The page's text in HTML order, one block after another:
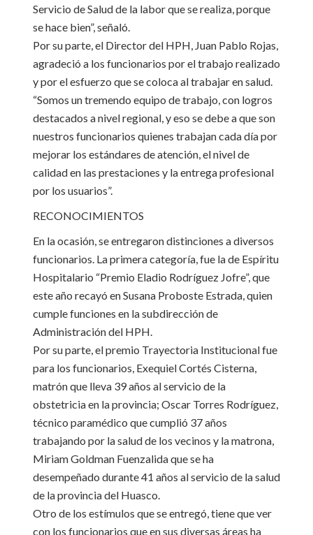
Servicio de Salud de la labor que se realiza, porque
se hace bien”, señaló.
Por su parte, el Director del HPH, Juan Pablo Rojas,
agradeció a los funcionarios por el trabajo realizado
y por el esfuerzo que se coloca al trabajar en salud.
“Somos un tremendo equipo de trabajo, con logros
destacados a nivel regional, y eso se debe a que son
nuestros funcionarios quienes trabajan cada día por
mejorar los estándares de atención, el nivel de
calidad en las prestaciones y la entrega profesional
por los usuarios”.
RECONOCIMIENTOS
En la ocasión, se entregaron distinciones a diversos
funcionarios. La primera categoría, fue la de Espíritu
Hospitalario “Premio Eladio Rodríguez Jofre”, que
este año recayó en Susana Proboste Estrada, quien
cumple funciones en la subdirección de
Administración del HPH.
Por su parte, el premio Trayectoria Institucional fue
para los funcionarios, Exequiel Cortés Cisterna,
matrón que lleva 39 años al servicio de la
obstetricia en la provincia; Oscar Torres Rodríguez,
técnico paramédico que cumplió 37 años
trabajando por la salud de los vecinos y la matrona,
Miriam Goldman Fuenzalida que se ha
desempeñado durante 41 años al servicio de la salud
de la provincia del Huasco.
Otro de los estímulos que se entregó, tiene que ver
con los funcionarios que en sus diversas áreas ha